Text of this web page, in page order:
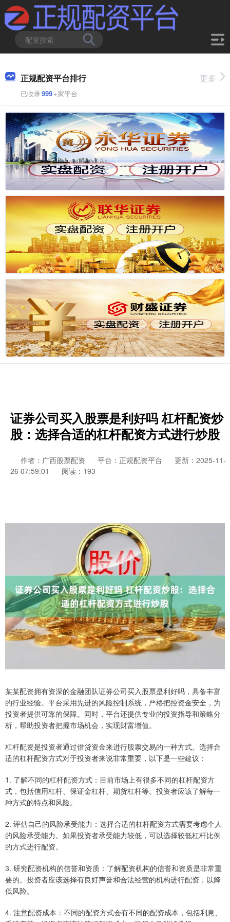
正规配资平台排行
已收录999+家平台
更多
证券公司买入股票是利好吗 杠杆配资炒
股：选择合适的杠杆配资方式进行炒股
作者：广西股票配资 平台：正规配资平台
更新：2025-11-
26 07:59:01
阅读：193
某某配资拥有资深的金融团队证券公司买入股票是利好吗，具备丰富
的行业经验。平台采用先进的风险控制系统，严格把控资金安全，为
投资者提供可靠的保障。同时，平台还提供专业的投资指导和策略分
析，帮助投资者把握市场机会，实现财富增值。
杠杆配资是投资者通过借贷资金来进行股票交易的一种方式。选择合
适的杠杆配资方式对于投资者来说非常重要，以下是一些建议：
1. 了解不同的杠杆配资方式：目前市场上有很多不同的杠杆配资方
式，包括信用杠杆、保证金杠杆、期货杠杆等。投资者应该了解每一
种方式的特点和风险。
2. 评估自己的风险承受能力：选择合适的杠杆配资方式需要考虑个人
的风险承受能力。如果投资者承受能力较低，可以选择较低杠杆比例
的方式进行配资。
3. 研究配资机构的信誉和资质：了解配资机构的信誉和资质是非常重
要的。投资者应该选择有良好声誉和合法经营的机构进行配资，以降
低风险。
4. 注意配资成本：不同的配资方式会有不同的配资成本，包括利息、